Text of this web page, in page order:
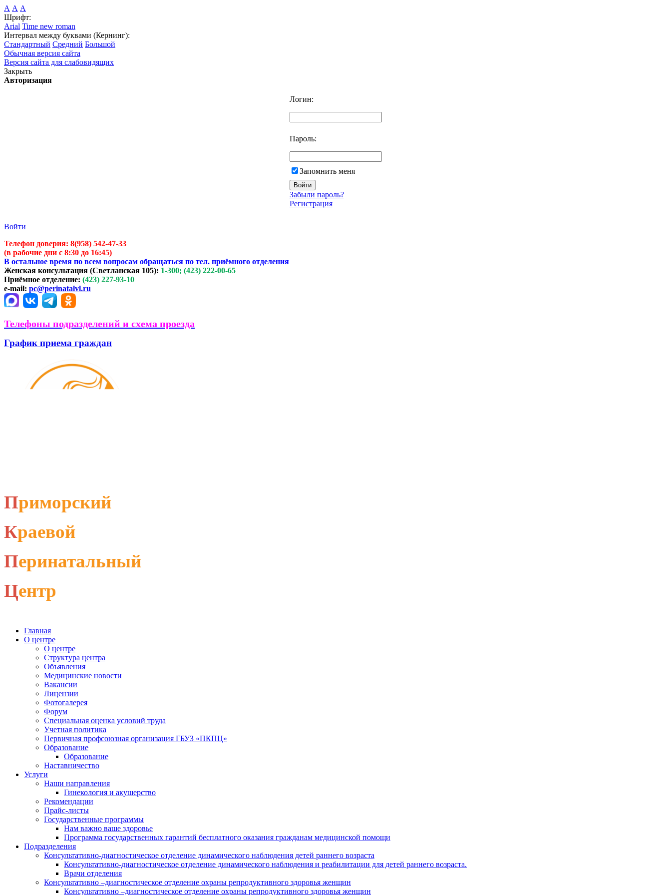
А А А
Шрифт:
Arial Time new roman
Интервал между буквами (Кернинг):
Стандартный Средний Большой
Обычная версия сайта
Версия сайта для слабовидящих
Закрыть
Авторизация
Логин:
Пароль:
Запомнить меня
Забыли пароль?
Регистрация
Войти
Телефон доверия: 8(958) 542-47-33
(в рабочие дни с 8:30 до 16:45)
В остальное время по всем вопросам обращаться по тел. приёмного отделения
Женская консультация (Светланская 105): 1-300; (423) 222-00-65
Приёмное отделение: (423) 227-93-10
e-mail: pc@perinatalvl.ru
Телефоны подразделений и схема проезда
График приема граждан
Приморский
Краевой
Перинатальный
Центр
Главная
О центре
О центре
Структура центра
Объявления
Медицинские новости
Вакансии
Лицензии
Фотогалерея
Форум
Специальная оценка условий труда
Учетная политика
Первичная профсоюзная организация ГБУЗ «ПКПЦ»
Образование
Образование
Наставничество
Услуги
Наши направления
Гинекология и акушерство
Рекомендации
Прайс-листы
Государственные программы
Нам важно ваше здоровье
Программа государственных гарантий бесплатного оказания гражданам медицинской помощи
Подразделения
Консультативно-диагностическое отделение динамического наблюдения детей раннего возраста
Консультативно-диагностическое отделение динамического наблюдения и реабилитации для детей раннего возраста.
Врачи отделения
Консультативно –диагностическое отделение охраны репродуктивного здоровья женщин
Консультативно –диагностическое отделение охраны репродуктивного здоровья женщин